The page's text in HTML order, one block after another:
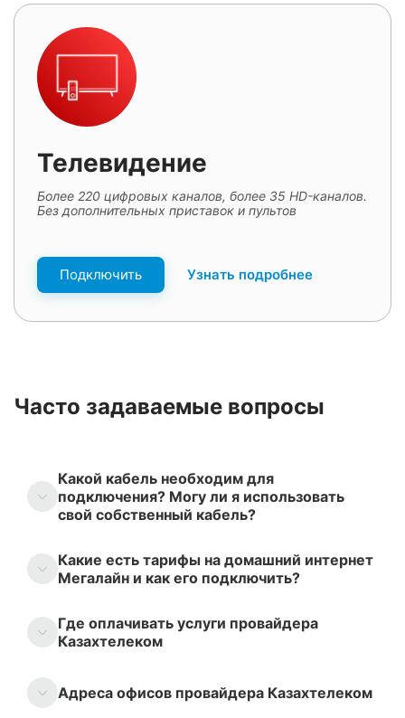
Телевидение
Более 220 цифровых каналов, более 35 HD-каналов.
Без дополнительных приставок и пультов
Подключить Узнать подробнее
Часто задаваемые вопросы
Какой кабель необходим для
подключения? Могу ли я использовать
свой собственный кабель?
Какие есть тарифы на домашний интернет
Мегалайн и как его подключить?
Где оплачивать услуги провайдера
Казахтелеком
Адреса офисов провайдера Казахтелеком